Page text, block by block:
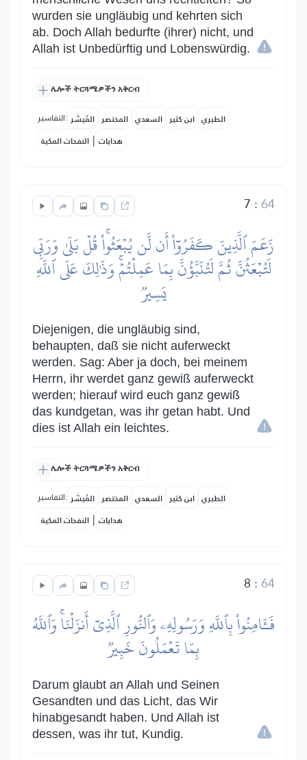
wurden sie ungläubig und kehrten sich
ab. Doch Allah bedurfte (ihrer) nicht, und
Allah ist Unbedürftig und Lobenswürdig.
ሌሎች ትርጓሜዎችን አቅርብ
التفاسير: المُيسَّر المختصر السعدي ابن كثير الطبري
النفحات المكية | هدايات
7 :64
زَعَمَ ٱلَّذِينَ كَفَرُوٓاْ أَن لَّن يُبۡعَثُواْۚ قُلۡ بَلَىٰ وَرَبِّي
لَتُبۡعَثُنَّ ثُمَّ لَتُنَبَّؤُنَّ بِمَا عَمِلۡتُمۡۚ وَذَٰلِكَ عَلَى ٱللَّهِ
يَسِيرٞ
Diejenigen, die ungläubig sind,
behaupten, daß sie nicht auferweckt
werden. Sag: Aber ja doch, bei meinem
Herrn, ihr werdet ganz gewiß auferweckt
werden; hierauf wird euch ganz gewiß
das kundgetan, was ihr getan habt. Und
dies ist Allah ein leichtes.
ሌሎች ትርጓሜዎችን አቅርብ
التفاسير: المُيسَّر المختصر السعدي ابن كثير الطبري
النفحات المكية | هدايات
8 :64
فَـَٔامِنُواْ بِٱللَّهِ وَرَسُولِهِۦ وَٱلنُّورِ ٱلَّذِيٓ أَنزَلۡنَاۚ وَٱللَّهُ
بِمَا تَعۡمَلُونَ خَبِيرٞ
Darum glaubt an Allah und Seinen
Gesandten und das Licht, das Wir
hinabgesandt haben. Und Allah ist
dessen, was ihr tut, Kundig.